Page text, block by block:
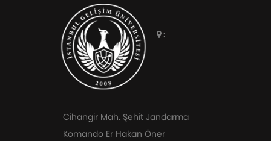
:
Cihangir Mah. Şehit Jandarma
Komando Er Hakan Öner